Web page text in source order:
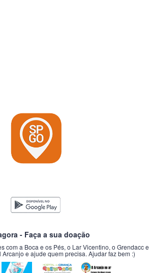
- Faça a sua doação
com a Boca e os Pés, o Lar Vicentino, o Grendacc e
e ajude quem precisa. Ajudar faz bem :)